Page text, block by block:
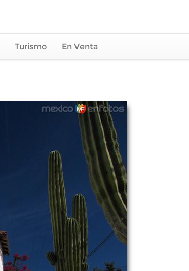
Turismo En Venta